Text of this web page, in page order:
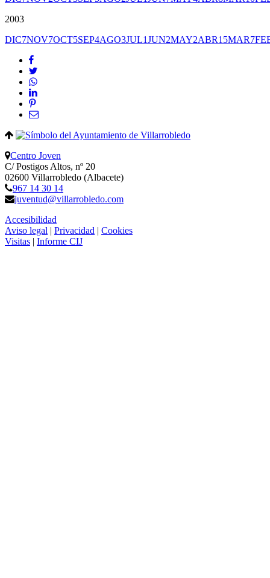
2003
DIC7NOV7OCT5SEP4AGO3JUL1JUN2MAY2ABR15MAR7
Centro Joven
C/ Postigos Altos, nº 20
02600 Villarrobledo (Albacete)
967 14 30 14
juventud@villarrobledo.com
Accesibilidad
Aviso legal | Privacidad | Cookies
Visitas | Informe CIJ